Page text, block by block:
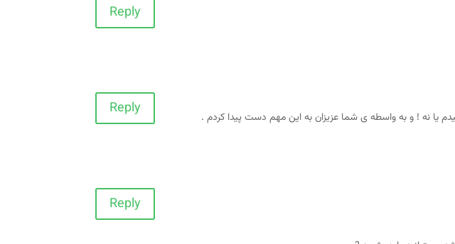
Reply
! و به واسطه ی شما عزیزان به این مهم دست پیدا کردم .
Reply
Reply